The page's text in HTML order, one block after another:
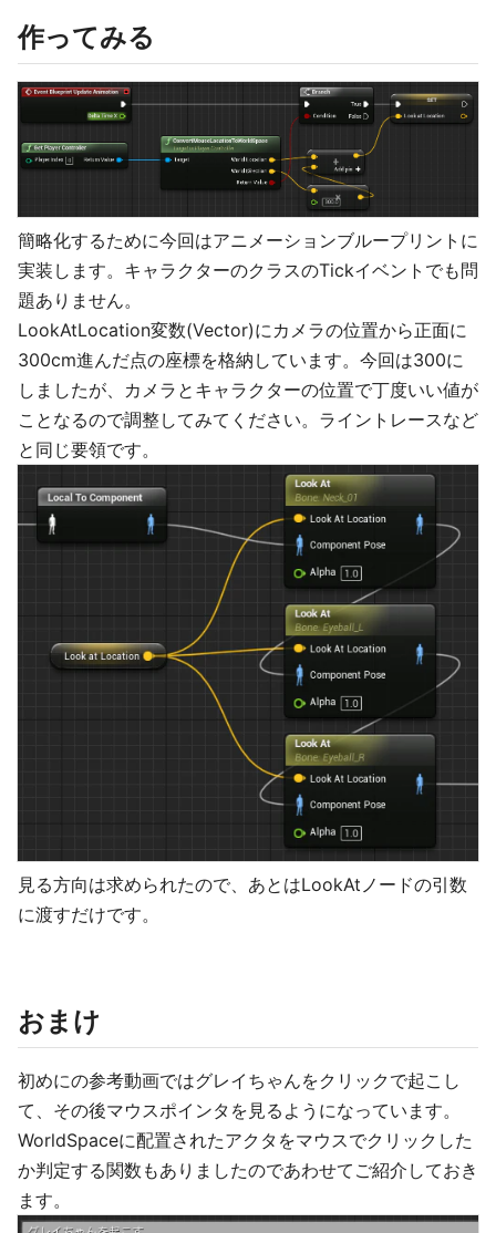
作ってみる
簡略化するために今回はアニメーションブループリントに
実装します。キャラクターのクラスのTickイベントでも問
題ありません。
LookAtLocation変数(Vector)にカメラの位置から正面に
300cm進んだ点の座標を格納しています。今回は300に
しましたが、カメラとキャラクターの位置で丁度いい値が
ことなるので調整してみてください。ライントレースなど
と同じ要領です。
見る方向は求められたので、あとはLookAtノードの引数
に渡すだけです。
おまけ
初めにの参考動画ではグレイちゃんをクリックで起こし
て、その後マウスポインタを見るようになっています。
WorldSpaceに配置されたアクタをマウスでクリックした
か判定する関数もありましたのであわせてご紹介しておき
ます。